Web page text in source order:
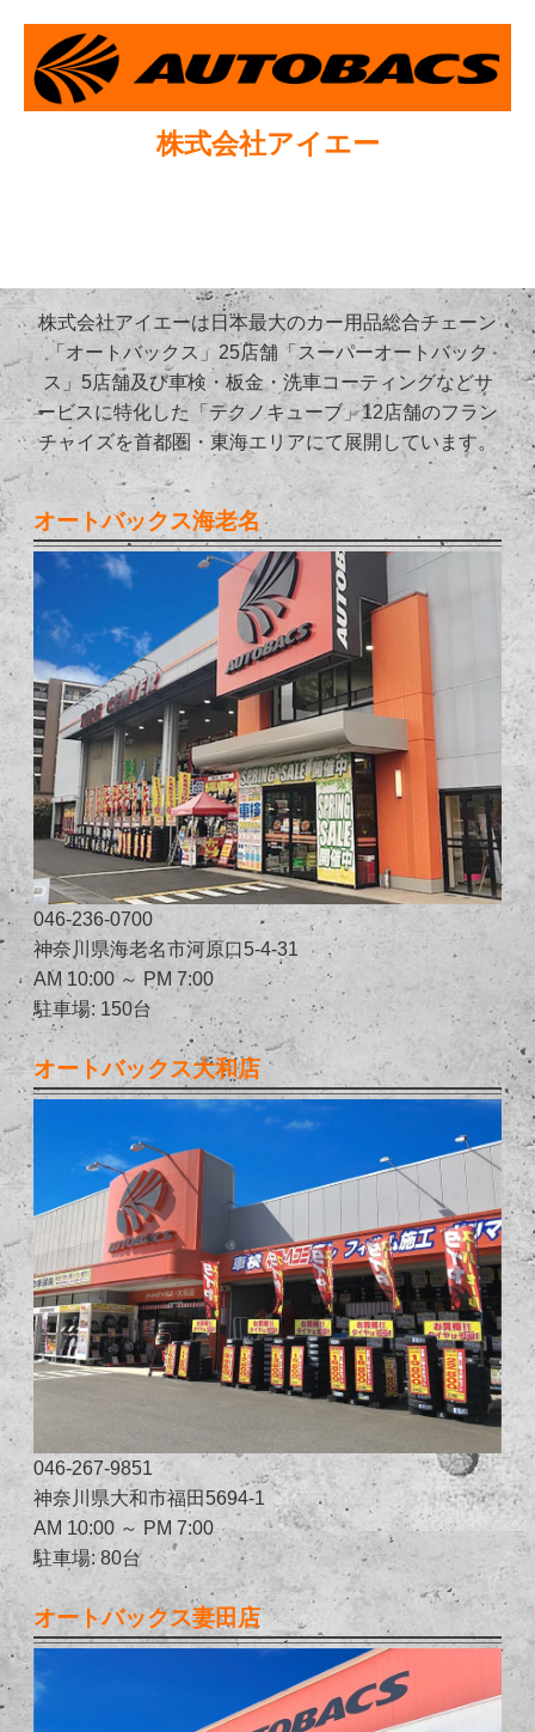
株式会社アイエー
株式会社アイエーは日本最大のカー用品総合チェーン
「オートバックス」25店舗「スーパーオートバック
ス」5店舗及び車検・板金・洗車コーティングなどサ
ービスに特化した「テクノキューブ」12店舗のフラン
チャイズを首都圏・東海エリアにて展開しています。
オートバックス海老名
046-236-0700
神奈川県海老名市河原口5-4-31
AM 10:00 ～ PM 7:00
駐車場: 150台
オートバックス大和店
046-267-9851
神奈川県大和市福田5694-1
AM 10:00 ～ PM 7:00
駐車場: 80台
オートバックス妻田店